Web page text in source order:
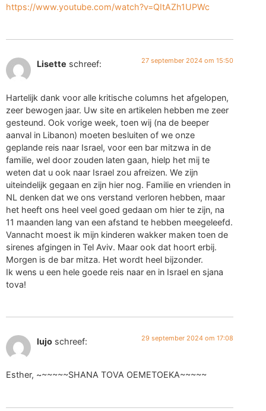
https://www.youtube.com/watch?v=QItAZh1UPWc
Lisette schreef: 27 september 2024 om 15:50
Hartelijk dank voor alle kritische columns het afgelopen,
zeer bewogen jaar. Uw site en artikelen hebben me zeer
gesteund. Ook vorige week, toen wij (na de beeper
aanval in Libanon) moeten besluiten of we onze
geplande reis naar Israel, voor een bar mitzwa in de
familie, wel door zouden laten gaan, hielp het mij te
weten dat u ook naar Israel zou afreizen. We zijn
uiteindelijk gegaan en zijn hier nog. Familie en vrienden in
NL denken dat we ons verstand verloren hebben, maar
het heeft ons heel veel goed gedaan om hier te zijn, na
11 maanden lang van een afstand te hebben meegeleefd.
Vannacht moest ik mijn kinderen wakker maken toen de
sirenes afgingen in Tel Aviv. Maar ook dat hoort erbij.
Morgen is de bar mitza. Het wordt heel bijzonder.
Ik wens u een hele goede reis naar en in Israel en sjana
tova!
lujo schreef: 29 september 2024 om 17:08
Esther, ~~~~~~SHANA TOVA OEMETOEKA~~~~~